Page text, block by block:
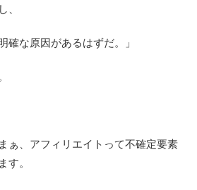
、
確な原因があるはずだ。」
ぁ、アフィリエイトって不確定要素
す。